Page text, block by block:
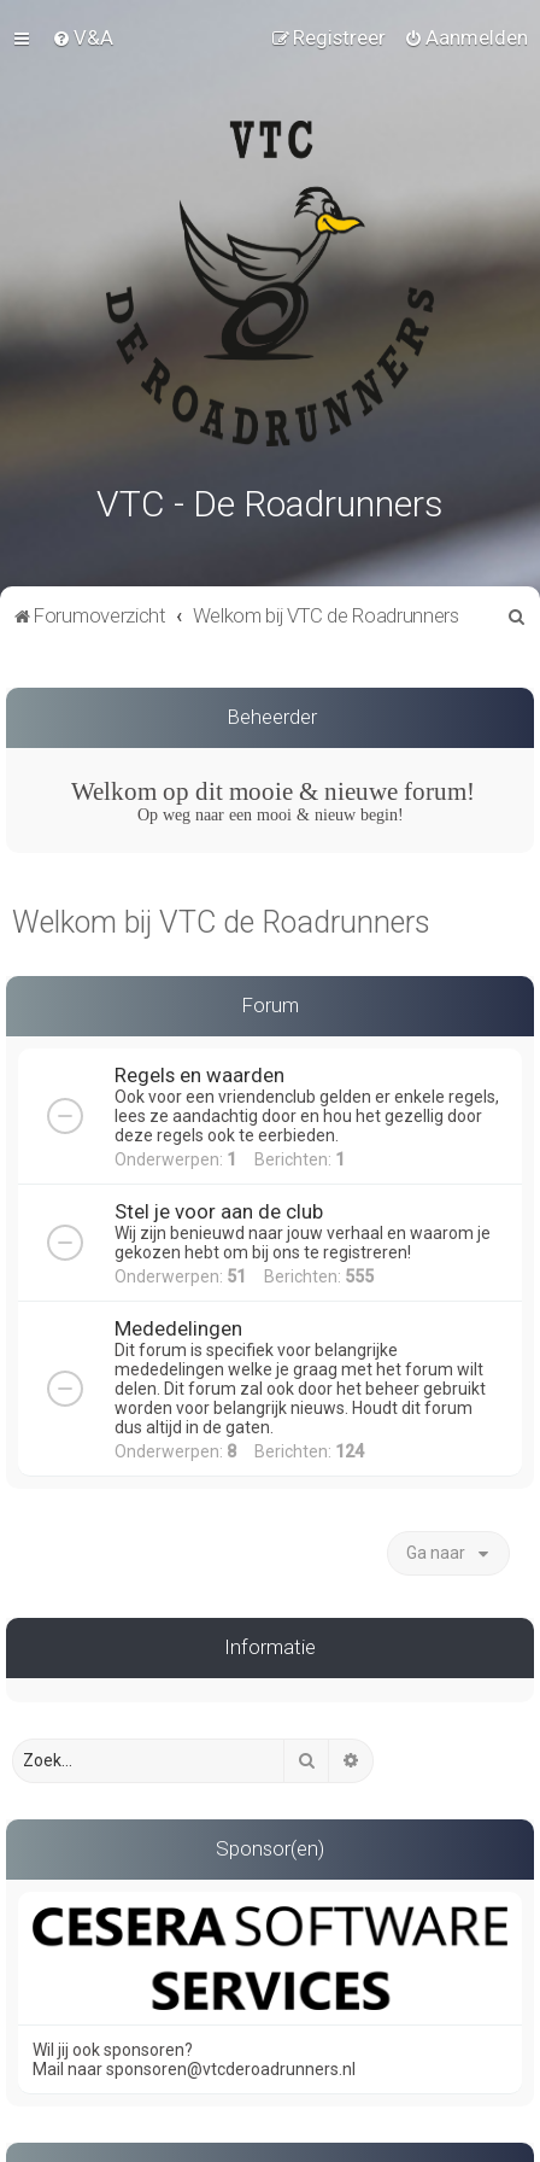
V&A Aanmelden
Registreer
VTC - De Roadrunners
Forumoverzicht Welkom bij VTC de Roadrunners
Beheerder
Welkom op dit mooie & nieuwe forum!
Op weg naar een mooi & nieuw begin!
Welkom bij VTC de Roadrunners
Forum
Regels en waarden
Ook voor een vriendenclub gelden er enkele regels,
lees ze aandachtig door en hou het gezellig door
deze regels ook te eerbieden.
Onderwerpen: 1 Berichten: 1
Stel je voor aan de club
Wij zijn benieuwd naar jouw verhaal en waarom je
gekozen hebt om bij ons te registreren!
Onderwerpen: 51 Berichten: 555
Mededelingen
Dit forum is specifiek voor belangrijke
mededelingen welke je graag met het forum wilt
delen. Dit forum zal ook door het beheer gebruikt
worden voor belangrijk nieuws. Houdt dit forum
dus altijd in de gaten.
Onderwerpen: 8 Berichten: 124
Ga naar
Informatie
Zoek
Sponsor(en)
Wil jij ook sponsoren?
Mail naar sponsoren@vtcderoadrunners.nl